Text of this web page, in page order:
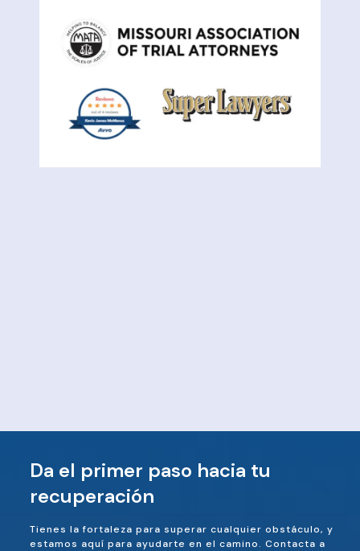
Da el primer paso hacia tu
recuperación
Tienes la fortaleza para superar cualquier obstáculo, y
estamos aquí para ayudarte en el camino. Contacta a